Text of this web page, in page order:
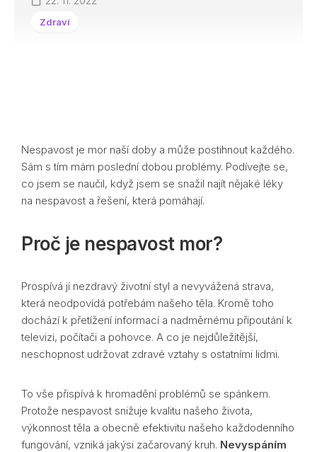
Zdraví
Nespavost je mor naší doby a může postihnout každého.
Sám s tím mám poslední dobou problémy. Podívejte se,
co jsem se naučil, když jsem se snažil najít nějaké léky
na nespavost a řešení, která pomáhají.
Proč je nespavost mor?
Prospívá jí nezdravý životní styl a nevyvážená strava,
která neodpovídá potřebám našeho těla. Kromě toho
dochází k přetížení informací a nadměrnému připoutání k
televizi, počítači a pohovce. A co je nejdůležitější,
neschopnost udržovat zdravé vztahy s ostatními lidmi.
To vše přispívá k hromadění problémů se spánkem.
Protože nespavost snižuje kvalitu našeho života,
výkonnost těla a obecně efektivitu našeho každodenního
fungování, vzniká jakýsi začarovaný kruh. Nevyspáním